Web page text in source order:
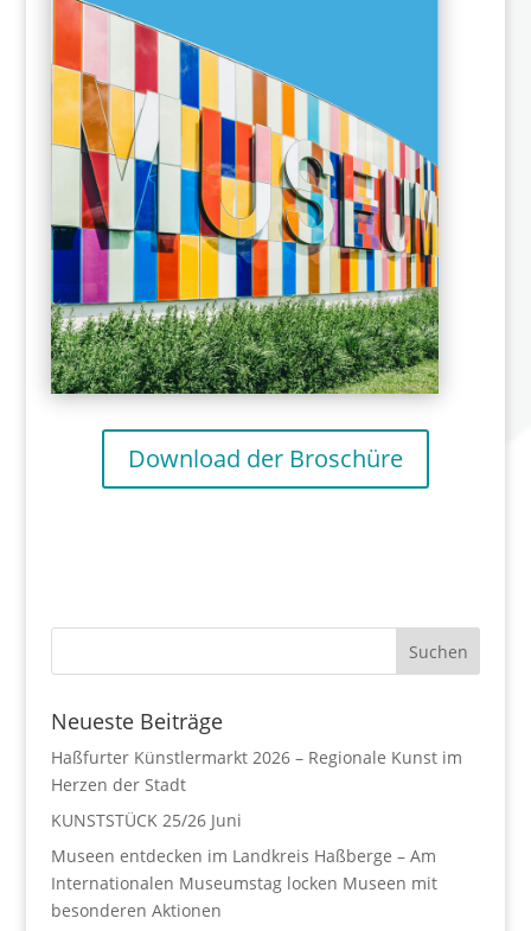
Download der Broschüre
Neueste Beiträge
Haßfurter Künstlermarkt 2026 – Regionale Kunst im
Herzen der Stadt
KUNSTSTÜCK 25/26 Juni
Museen entdecken im Landkreis Haßberge – Am
Internationalen Museumstag locken Museen mit
besonderen Aktionen